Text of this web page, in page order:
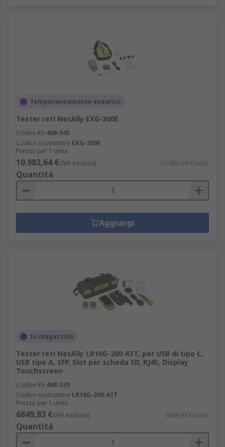
Temporaneamente esaurito
Tester reti NetAlly EXG-300E
Codice RS 468-545
Codice costruttore EXG-300E
Prezzo per 1 unità
10.982,64 €(IVA esclusa) 10.982,64 €/unità
Quantità
Aggiungi
In magazzino
Tester reti NetAlly LR10G-200-KIT, per USB di tipo C,
USB tipo A, SFP, Slot per scheda SD, RJ45, Display
Touchscreen
Codice RS 468-539
Codice costruttore LR10G-200-KIT
Prezzo per 1 unità
6849,83 €(IVA esclusa) 6849,83 €/unità
Quantità